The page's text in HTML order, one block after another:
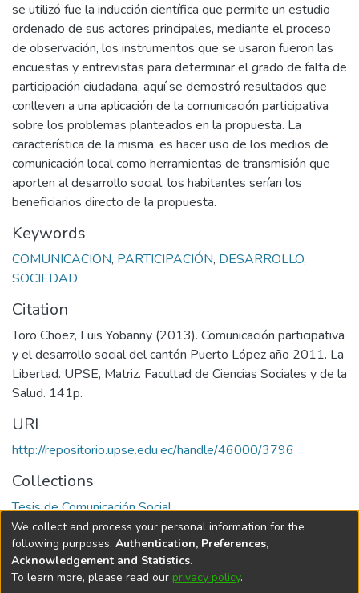
se utilizó fue la inducción científica que permite un estudio
ordenado de sus actores principales, mediante el proceso
de observación, los instrumentos que se usaron fueron las
encuestas y entrevistas para determinar el grado de falta de
participación ciudadana, aquí se demostró resultados que
conlleven a una aplicación de la comunicación participativa
sobre los problemas planteados en la propuesta. La
característica de la misma, es hacer uso de los medios de
comunicación local como herramientas de transmisión que
aporten al desarrollo social, los habitantes serían los
beneficiarios directo de la propuesta.
Keywords
COMUNICACION, PARTICIPACIÓN, DESARROLLO,
SOCIEDAD
Citation
Toro Choez, Luis Yobanny (2013). Comunicación participativa
y el desarrollo social del cantón Puerto López año 2011. La
Libertad. UPSE, Matriz. Facultad de Ciencias Sociales y de la
Salud. 141p.
URI
http://repositorio.upse.edu.ec/handle/46000/3796
Collections
Tesis de Comunicación Social
Full item page
DSpace softwarecopyright © 2002-2026
We collect and process your personal information for the
following purposes: Authentication, Preferences,
Acknowledgement and Statistics.
To learn more, please read our privacy policy.